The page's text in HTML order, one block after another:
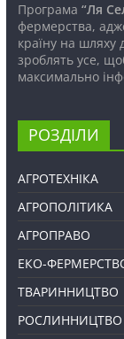
Програма “Ля
фермерства,
країну на шляху
зроблять усе,
максимально
РОЗДІЛИ
АГРОТЕХНІКА
АГРОПОЛІТИКА
АГРОПРАВО
ЕКО-
ТВАРИННИЦТВО
РОСЛИННИЦТВО